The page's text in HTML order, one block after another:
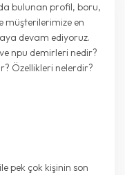
bulunan profil, boru,
müşterilerimize en
devam ediyoruz.
npu demirleri nedir?
Özellikleri nelerdir?
pek çok kişinin son